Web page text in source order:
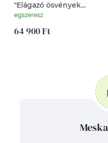
"Elágazó ösvények
kertje" ezüst medál
egszeresz
64 900 Ft